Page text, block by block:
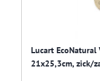
Lucart
21x25,3cm, zick/